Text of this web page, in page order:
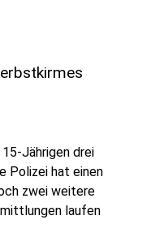
Jährigen drei
Polizei hat einen
zwei weitere
laufen